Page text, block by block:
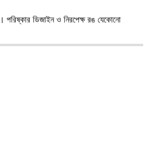
পরিষ্কার ডিজাইন ও নিরপেক্ষ রঙ যেকোনো